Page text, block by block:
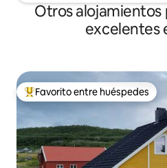
Otros alojamientos
excelentes
Favorito entre huéspedes
Favorito entre huéspedes